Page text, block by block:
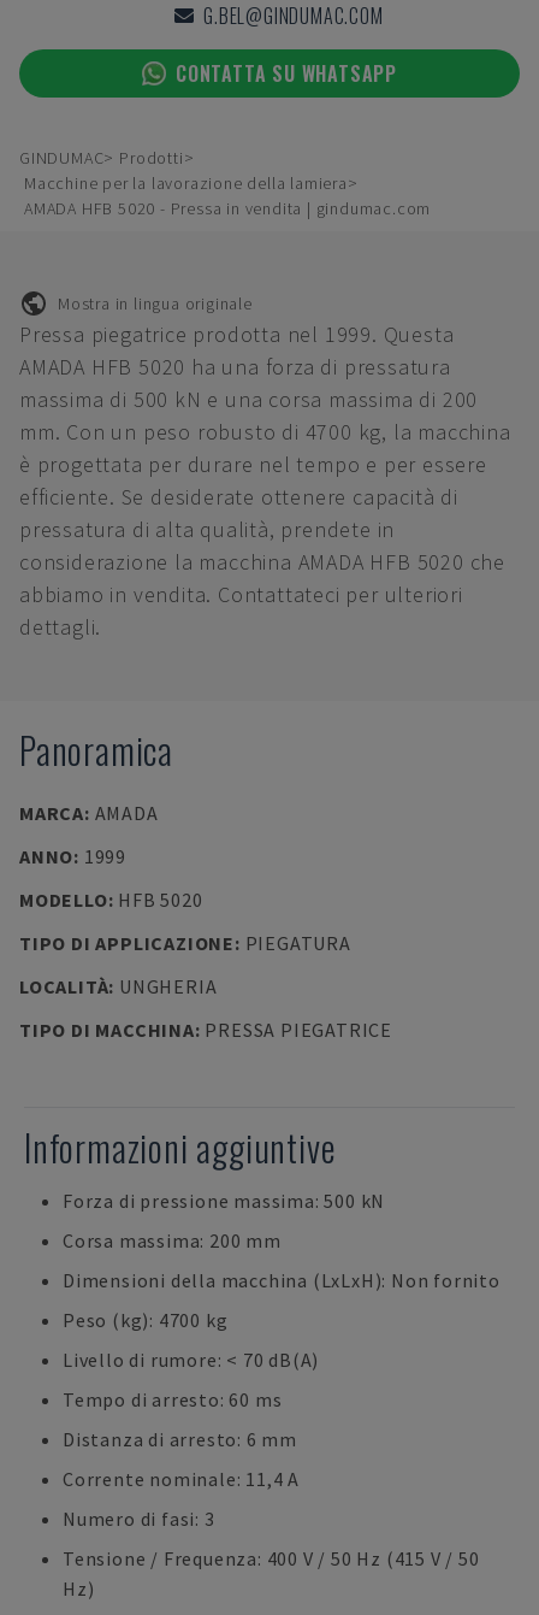
G.BEL@GINDUMAC.COM
CONTATTA SU WHATSAPP
GINDUMAC
Prodotti
Macchine per la lavorazione della lamiera
AMADA HFB 5020 - Pressa in vendita | gindumac.com
Mostra in lingua originale
Pressa piegatrice prodotta nel 1999. Questa
AMADA HFB 5020 ha una forza di pressatura
massima di 500 kN e una corsa massima di 200
mm. Con un peso robusto di 4700 kg, la macchina
è progettata per durare nel tempo e per essere
efficiente. Se desiderate ottenere capacità di
pressatura di alta qualità, prendete in
considerazione la macchina AMADA HFB 5020 che
abbiamo in vendita. Contattateci per ulteriori
dettagli.
Panoramica
MARCA: AMADA
ANNO: 1999
MODELLO: HFB 5020
TIPO DI APPLICAZIONE: PIEGATURA
LOCALITÀ: UNGHERIA
TIPO DI MACCHINA: PRESSA PIEGATRICE
Informazioni aggiuntive
Forza di pressione massima: 500 kN
Corsa massima: 200 mm
Dimensioni della macchina (LxLxH): Non fornito
Peso (kg): 4700 kg
Livello di rumore: < 70 dB(A)
Tempo di arresto: 60 ms
Distanza di arresto: 6 mm
Corrente nominale: 11,4 A
Numero di fasi: 3
Tensione / Frequenza: 400 V / 50 Hz (415 V / 50
Hz)